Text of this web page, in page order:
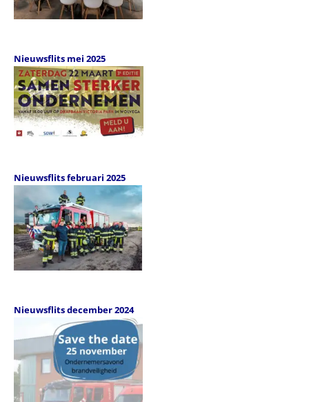
Nieuwsflits mei 2025
Nieuwsflits februari 2025
Nieuwsflits december 2024